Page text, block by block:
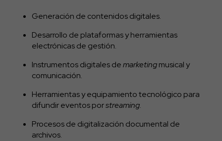
Generación de contenidos digitales.
Desarrollo de plataformas y herramientas
electrónicas de gestión.
Instrumentos digitales demarketingmusical y
comunicación.
Herramientas y equipamiento tecnológico para
difundir eventos porstreaming.
Procesos de digitalización documental de
archivos.